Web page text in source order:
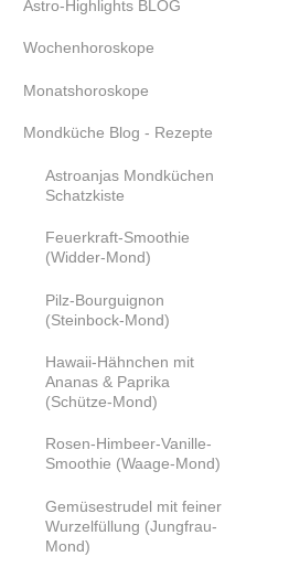
Astro-Highlights BLOG
Wochenhoroskope
Monatshoroskope
Mondküche Blog - Rezepte
Astroanjas Mondküchen
Schatzkiste
Feuerkraft-Smoothie
(Widder-Mond)
Pilz-Bourguignon
(Steinbock-Mond)
Hawaii-Hähnchen mit
Ananas & Paprika
(Schütze-Mond)
Rosen-Himbeer-Vanille-
Smoothie (Waage-Mond)
Gemüsestrudel mit feiner
Wurzelfüllung (Jungfrau-
Mond)